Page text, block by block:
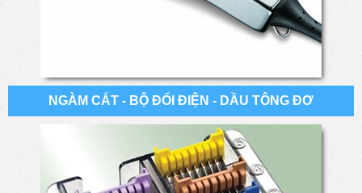
NGÀM CẮT - BỘ ĐỔI ĐIỆN - DẦU TÔNG ĐƠ